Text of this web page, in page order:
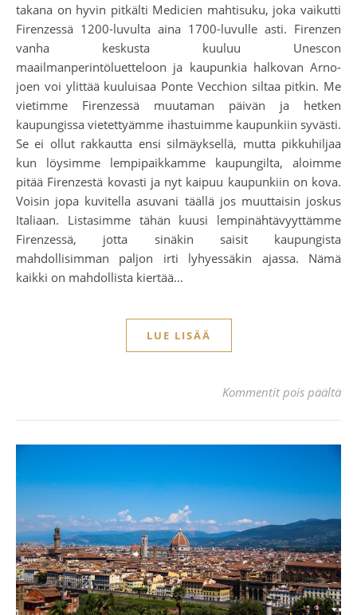
takana on hyvin pitkälti Medicien mahtisuku, joka vaikutti
Firenzessä 1200-luvulta aina 1700-luvulle asti. Firenzen
vanha keskusta kuuluu Unescon
maailmanperintöluetteloon ja kaupunkia halkovan Arno-
joen voi ylittää kuuluisaa Ponte Vecchion siltaa pitkin. Me
vietimme Firenzessä muutaman päivän ja hetken
kaupungissa vietettyämme ihastuimme kaupunkiin syvästi.
Se ei ollut rakkautta ensi silmäyksellä, mutta pikkuhiljaa
kun löysimme lempipaikkamme kaupungilta, aloimme
pitää Firenzestä kovasti ja nyt kaipuu kaupunkiin on kova.
Voisin jopa kuvitella asuvani täällä jos muuttaisin joskus
Italiaan. Listasimme tähän kuusi lempinähtävyyttämme
Firenzessä, jotta sinäkin saisit kaupungista
mahdollisimman paljon irti lyhyessäkin ajassa. Nämä
kaikki on mahdollista kiertää…
LUE LISÄÄ
Kommentit pois päältä